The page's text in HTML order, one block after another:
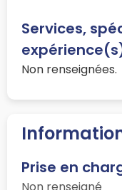
Services,
Non renseignées.
Prise en